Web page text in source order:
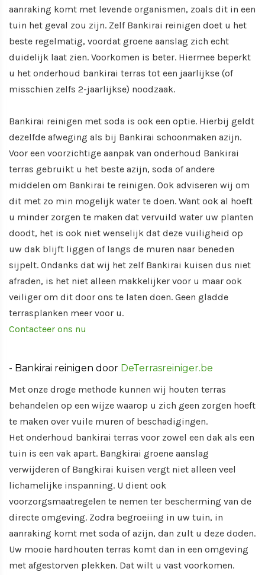
aanraking komt met levende organismen, zoals dit in een
tuin het geval zou zijn. Zelf Bankirai reinigen doet u het
beste regelmatig, voordat groene aanslag zich echt
duidelijk laat zien. Voorkomen is beter. Hiermee beperkt
u het onderhoud bankirai terras tot een jaarlijkse (of
misschien zelfs 2-jaarlijkse) noodzaak.
Bankirai reinigen met soda is ook een optie. Hierbij geldt
dezelfde afweging als bij Bankirai schoonmaken azijn.
Voor een voorzichtige aanpak van onderhoud Bankirai
terras gebruikt u het beste azijn, soda of andere
middelen om Bankirai te reinigen. Ook adviseren wij om
dit met zo min mogelijk water te doen. Want ook al hoeft
u minder zorgen te maken dat vervuild water uw planten
doodt, het is ook niet wenselijk dat deze vuiligheid op
uw dak blijft liggen of langs de muren naar beneden
sijpelt. Ondanks dat wij het zelf Bankirai kuisen dus niet
afraden, is het niet alleen makkelijker voor u maar ook
veiliger om dit door ons te laten doen. Geen gladde
terrasplanken meer voor u.
Contacteer ons nu
- Bankirai reinigen door DeTerrasreiniger.be
Met onze droge methode kunnen wij houten terras
behandelen op een wijze waarop u zich geen zorgen hoeft
te maken over vuile muren of beschadigingen.
Het onderhoud bankirai terras voor zowel een dak als een
tuin is een vak apart. Bangkirai groene aanslag
verwijderen of Bangkirai kuisen vergt niet alleen veel
lichamelijke inspanning. U dient ook
voorzorgsmaatregelen te nemen ter bescherming van de
directe omgeving. Zodra begroeiing in uw tuin, in
aanraking komt met soda of azijn, dan zult u deze doden.
Uw mooie hardhouten terras komt dan in een omgeving
met afgestorven plekken. Dat wilt u vast voorkomen.